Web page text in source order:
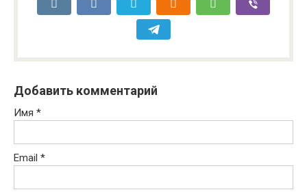
Добавить комментарий
Имя *
Email *